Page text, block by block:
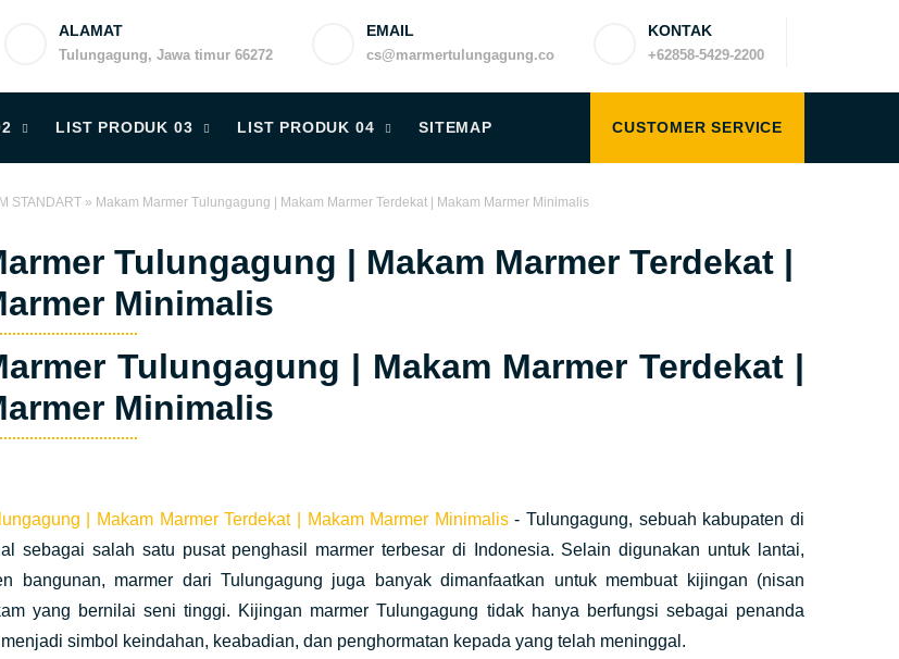
ALAMAT
Tulungagung, Jawa timur 66272
EMAIL
cs@marmertulungagung.co
KONTAK
+62858-5429-2200
LIST PRODUK 03 LIST PRODUK 04 SITEMAP CUSTOMER SERVICE
STANDART» Makam Marmer Tulungagung | Makam Marmer Terdekat | Makam Marmer Minimalis
Tulungagung | Makam Marmer Terdekat |
Minimalis
Tulungagung | Makam Marmer Terdekat |
Minimalis
| Makam Marmer Terdekat | Makam Marmer Minimalis- Tulungagung, sebuah kabupaten di
sebagai salah satu pusat penghasil marmer terbesar di Indonesia. Selain digunakan untuk lantai,
bangunan, marmer dari Tulungagung juga banyak dimanfaatkan untuk membuat kijingan (nisan
yang bernilai seni tinggi. Kijingan marmer Tulungagung tidak hanya berfungsi sebagai penanda
simbol keindahan, keabadian, dan penghormatan kepada yang telah meninggal.